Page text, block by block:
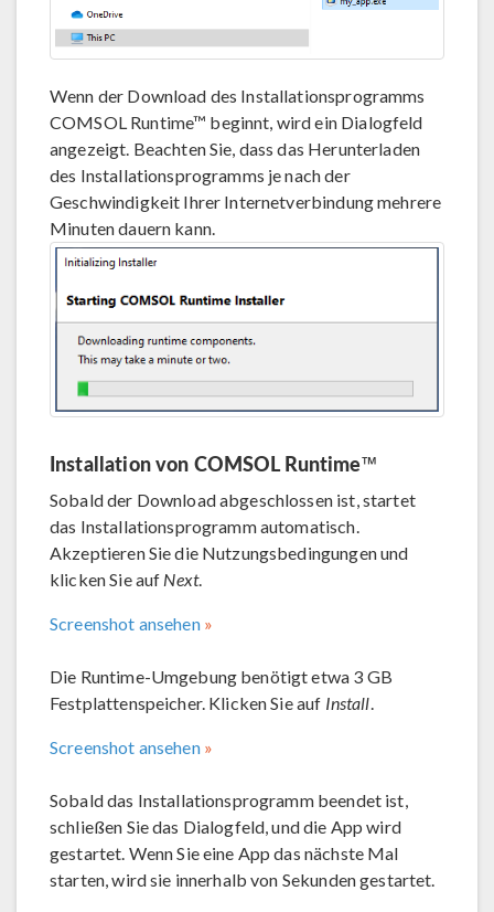
Wenn der Download des Installationsprogramms
COMSOL Runtime™ beginnt, wird ein Dialogfeld
angezeigt. Beachten Sie, dass das Herunterladen
des Installationsprogramms je nach der
Geschwindigkeit Ihrer Internetverbindung mehrere
Minuten dauern kann.
Installation von COMSOL Runtime™
Sobald der Download abgeschlossen ist, startet
das Installationsprogramm automatisch.
Akzeptieren Sie die Nutzungsbedingungen und
klicken Sie auf Next.
Screenshot ansehen
Die Runtime-Umgebung benötigt etwa 3 GB
Festplattenspeicher. Klicken Sie auf Install
Screenshot ansehen
Sobald das Installationsprogramm beendet ist,
schließen Sie das Dialogfeld, und die App wird
gestartet. Wenn Sie eine App das nächste Mal
starten, wird sie innerhalb von Sekunden gestartet.